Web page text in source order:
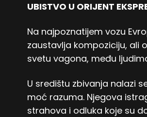
UBISTVO U ORIJENT
Na najpoznatijem vozu
zaustavlja kompoziciju, ali
svetu vagona, među
U središtu zbivanja nalazi
moć razuma. Njegova
strahova i odluka koje su